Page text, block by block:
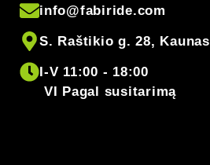
info@fabiride.com
S. Raštikio g. 28, Kaunas
I-V 11:00 - 18:00
VI Pagal susitarimą